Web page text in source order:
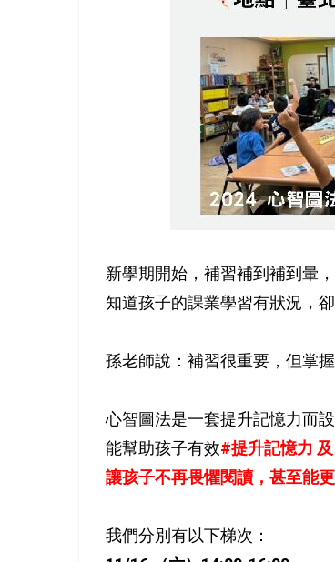
新學期開始，補習補到補到暈
知道孩子的課業學習有狀況，
孫老師說：補習很重要，但掌
心智圖法是一套提升記憶力而
能幫助孩子有效#提升記憶力
讓孩子不再畏懼閱讀，甚至能
我們分別有以下梯次：